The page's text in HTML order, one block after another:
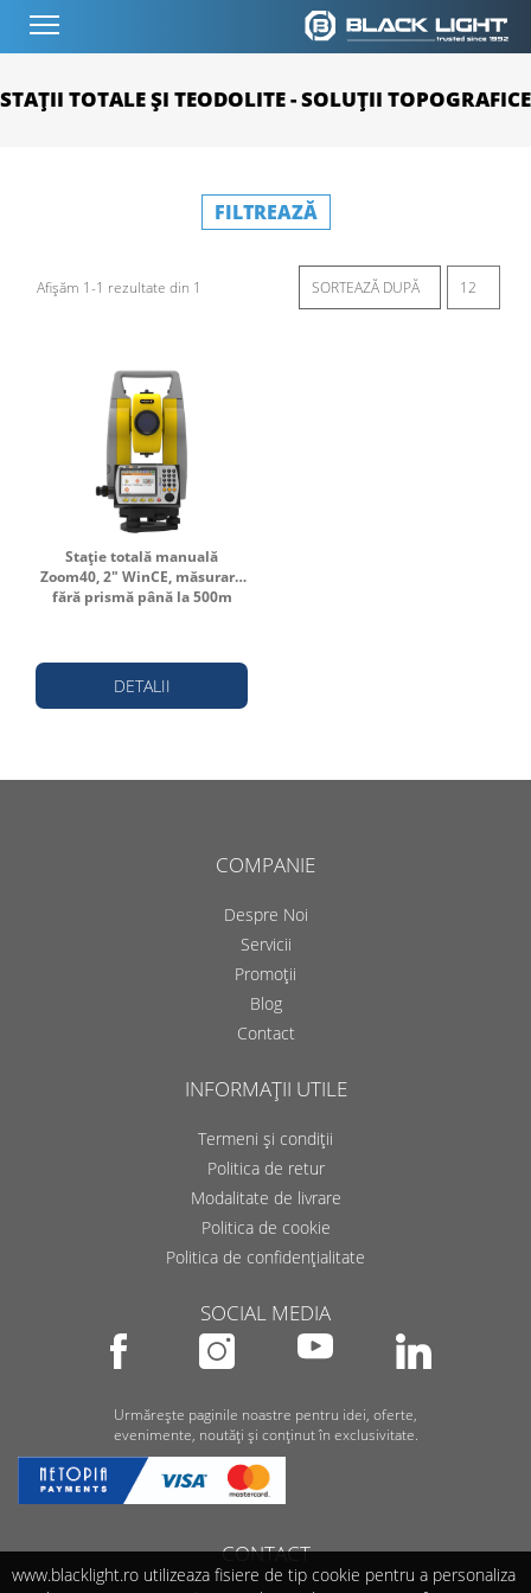
STAȚII TOTALE ȘI TEODOLITE - SOLUȚII TOPOGRAFICE
FILTREAZĂ
Afișăm 1-1 rezultate din 1
Stație totală manuală
Zoom40, 2" WinCE, măsurare
fără prismă până la 500m
DETALII
COMPANIE
Despre Noi
Servicii
Promoții
Blog
Contact
INFORMAȚII UTILE
Termeni și condiții
Politica de retur
Modalitate de livrare
Politica de cookie
Politica de confidențialitate
SOCIAL MEDIA
Urmărește paginile noastre pentru idei, oferte,
evenimente, noutăți și conținut în exclusivitate.
CONTACT
www.blacklight.ro utilizeaza fisiere de tip cookie pentru a personaliza